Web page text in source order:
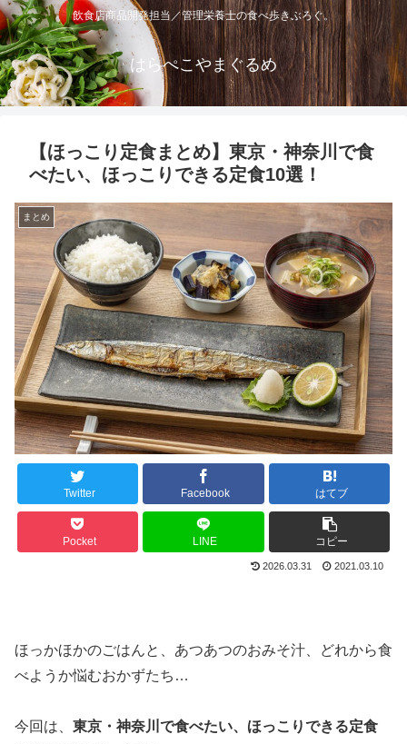
飲食店商品開発担当／管理栄養士の食べ歩きぶろぐ。
はらぺこやまぐるめ
【ほっこり定食まとめ】東京・神奈川で食
べたい、ほっこりできる定食10選！
まとめ
Twitter Facebook はてブ
Pocket LINE コピー
2026.03.31 2021.03.10
ほっかほかのごはんと、あつあつのおみそ汁、どれから食
べようか悩むおかずたち…
今回は、 東京・神奈川で食べたい、ほっこりできる定食